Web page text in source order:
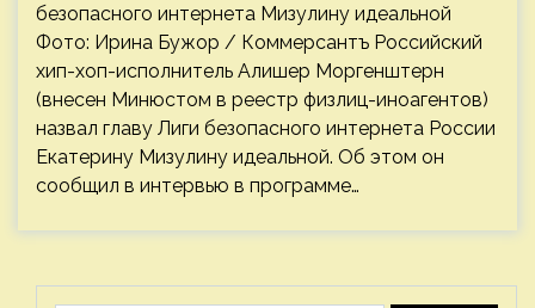
безопасного интернета Мизулину идеальной
Фото: Ирина Бужор / Коммерсантъ Российский
хип-хоп-исполнитель Алишер Моргенштерн
(внесен Минюстом в реестр физлиц-иноагентов)
назвал главу Лиги безопасного интернета России
Екатерину Мизулину идеальной. Об этом он
сообщил в интервью в программе…